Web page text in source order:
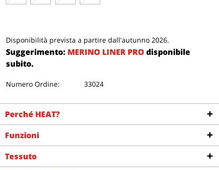
Disponibilità prevista a partire dall'autunno 2026.
Suggerimento: MERINO LINER PRO disponibile
subito.
Numero Ordine: 33024
Perché HEAT?
Funzioni
Tessuto